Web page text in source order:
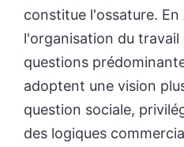
constitue l'ossature.
l'organisation du travail
questions
adoptent une vision
question sociale,
des logiques